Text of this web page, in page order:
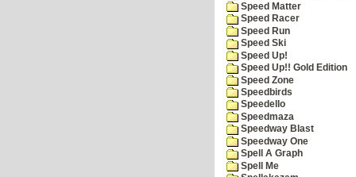
Speed Matter
Speed Racer
Speed Run
Speed Ski
Speed Up!
Speed Up!! Gold Edition
Speed Zone
Speedbirds
Speedello
Speedmaza
Speedway Blast
Speedway One
Spell A Graph
Spell Me